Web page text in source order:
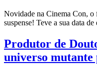
Novidade na Cinema Con, o
suspense! Teve a sua data
Produtor de
universo mutante